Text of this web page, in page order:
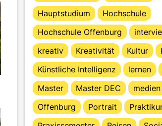
Hauptstudium
Hochschule
Hochschule Offenburg
kreativ
Kreativität Kultur
Künstliche Intelligenz
lernen
Master
Master DEC medien
Offenburg
Portrait